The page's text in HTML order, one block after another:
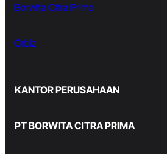
Borwita Citra Prima
Orbiz
KANTOR PERUSAHAAN
PT BORWITA CITRA PRIMA